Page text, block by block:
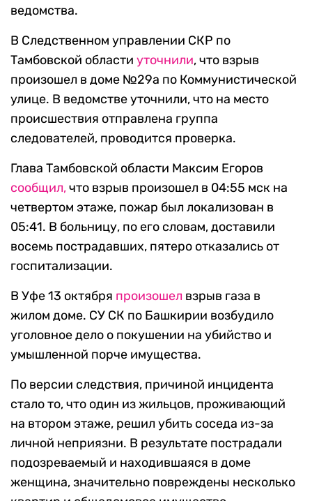
ведомства.
В Следственном управлении СКР по
Тамбовской области уточнили, что взрыв
произошел в доме №29а по Коммунистической
улице. В ведомстве уточнили, что на место
происшествия отправлена группа
следователей, проводится проверка.
Глава Тамбовской области Максим Егоров
сообщил,что взрыв произошел в 04:55 мск на
четвертом этаже, пожар был локализован в
05:41. В больницу, по его словам, доставили
восемь пострадавших, пятеро отказались от
госпитализации.
В Уфе 13 октября произошел взрыв газа в
жилом доме. СУ СК по Башкирии возбудило
уголовное дело о покушении на убийство и
умышленной порче имущества.
По версии следствия, причиной инцидента
стало то, что один из жильцов, проживающий
на втором этаже, решил убить соседа из-за
личной неприязни. В результате пострадали
подозреваемый и находившаяся в доме
женщина, значительно повреждены несколько